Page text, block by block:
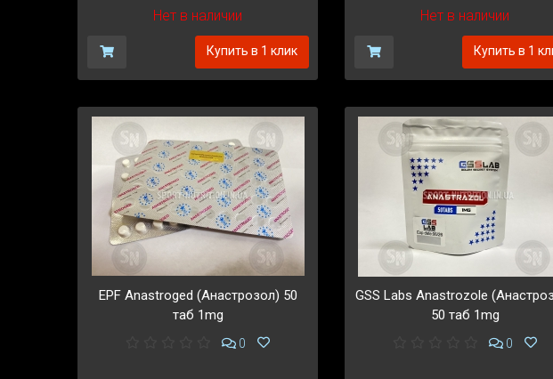
Нет в наличии
Купить в 1 клик
Нет в наличии
Купить в 1
EPF Anastroged (Анастрозол) 50
таб 1mg
0
GSS Labs Anastrozole
50 таб 1mg
0